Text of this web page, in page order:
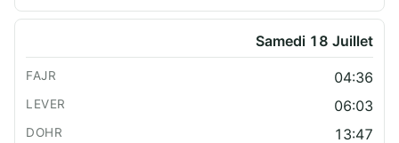
Samedi 18 Juillet
04:36
06:03
13:47